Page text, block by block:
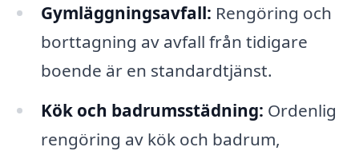
Gymläggningsavfall: Rengöring och
borttagning av avfall från tidigare
boende är en standardtjänst.
Kök och badrumsstädning: Ordenlig
rengöring av kök och badrum,